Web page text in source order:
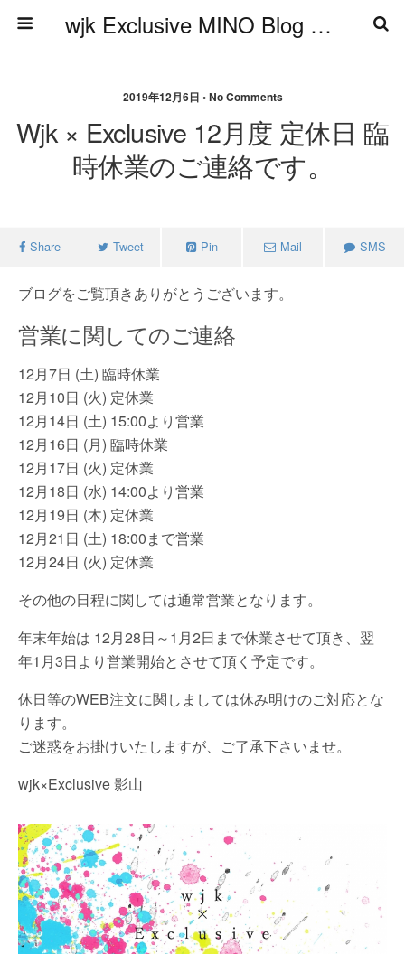
wjk Exclusive MINO Blog ブログ
2019年12月6日 • No Comments
Wjk × Exclusive 12月度 定休日 臨
時休業のご連絡です。
Share Tweet Pin Mail SMS
ブログをご覧頂きありがとうございます。
営業に関してのご連絡
12月7日 (土) 臨時休業
12月10日 (火) 定休業
12月14日 (土) 15:00より営業
12月16日 (月) 臨時休業
12月17日 (火) 定休業
12月18日 (水) 14:00より営業
12月19日 (木) 定休業
12月21日 (土) 18:00まで営業
12月24日 (火) 定休業
その他の日程に関しては通常営業となります。
年末年始は 12月28日～1月2日まで休業させて頂き、翌
年1月3日より営業開始とさせて頂く予定です。
休日等のWEB注文に関しましては休み明けのご対応とな
ります。
ご迷惑をお掛けいたしますが、ご了承下さいませ。
wjk×Exclusive 影山